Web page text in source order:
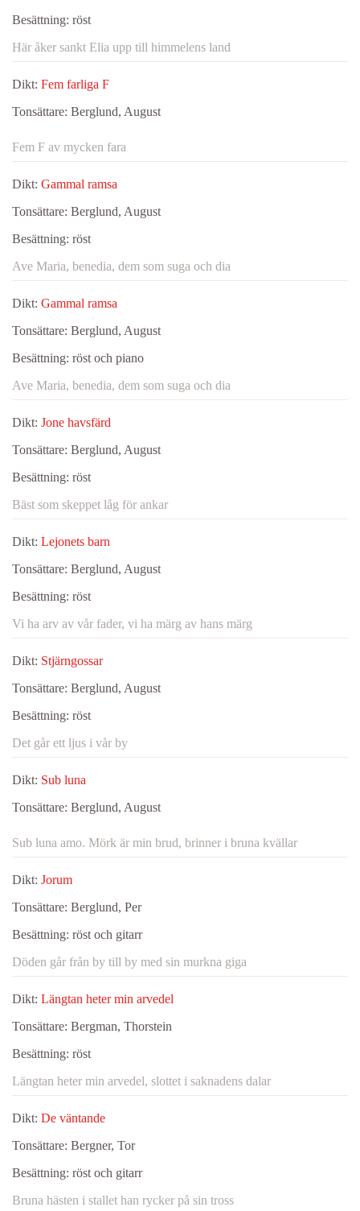
Besättning: röst
Här åker sankt Elia upp till himmelens land
Dikt: Fem farliga F
Tonsättare: Berglund, August
Fem F av mycken fara
Dikt: Gammal ramsa
Tonsättare: Berglund, August
Besättning: röst
Ave Maria, benedia, dem som suga och dia
Dikt: Gammal ramsa
Tonsättare: Berglund, August
Besättning: röst och piano
Ave Maria, benedia, dem som suga och dia
Dikt: Jone havsfärd
Tonsättare: Berglund, August
Besättning: röst
Bäst som skeppet låg för ankar
Dikt: Lejonets barn
Tonsättare: Berglund, August
Besättning: röst
Vi ha arv av vår fader, vi ha märg av hans märg
Dikt: Stjärngossar
Tonsättare: Berglund, August
Besättning: röst
Det går ett ljus i vår by
Dikt: Sub luna
Tonsättare: Berglund, August
Sub luna amo. Mörk är min brud, brinner i bruna kvällar
Dikt: Jorum
Tonsättare: Berglund, Per
Besättning: röst och gitarr
Döden går från by till by med sin murkna giga
Dikt: Längtan heter min arvedel
Tonsättare: Bergman, Thorstein
Besättning: röst
Längtan heter min arvedel, slottet i saknadens dalar
Dikt: De väntande
Tonsättare: Bergner, Tor
Besättning: röst och gitarr
Bruna hästen i stallet han rycker på sin tross